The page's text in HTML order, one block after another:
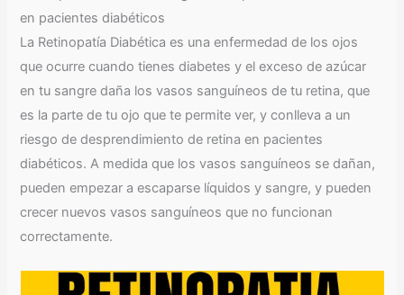
en pacientes diabéticos
La Retinopatía Diabética es una enfermedad de los ojos
que ocurre cuando tienes diabetes y el exceso de azúcar
en tu sangre daña los vasos sanguíneos de tu retina, que
es la parte de tu ojo que te permite ver, y conlleva a un
riesgo de desprendimiento de retina en pacientes
diabéticos. A medida que los vasos sanguíneos se dañan,
pueden empezar a escaparse líquidos y sangre, y pueden
crecer nuevos vasos sanguíneos que no funcionan
correctamente.